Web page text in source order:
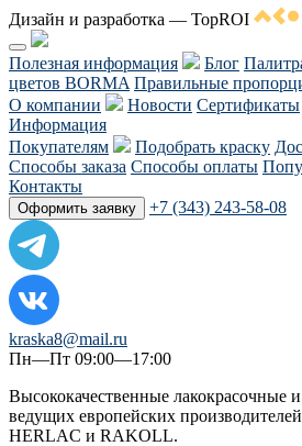
Дизайн и разработка — TopROI
Полезная информация Блог
цветов BORMA Правильные
О компании
Новости Сертификаты
Информация
Покупателям
Подобрать краску
Способы заказа Способы оплаты
Контакты
Оформить заявку +7 (343) 243-58-08
kraska8@mail.ru
Пн—Пт 09:00—17:00
Высококачественные лакокрасочные
ведущих европейских
HERLAC и RAKOLL.